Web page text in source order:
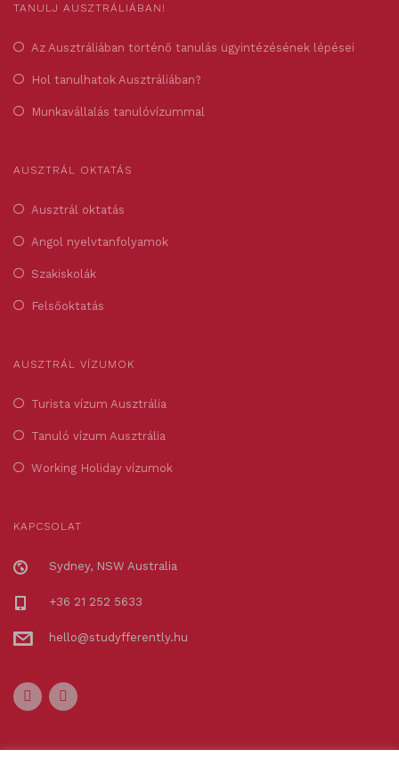
TANULJ AUSZTRÁLIÁBAN!
Az Ausztráliában történő tanulás ügyintézésének lépései
Hol tanulhatok Ausztráliában?
Munkavállalás tanulóvízummal
AUSZTRÁL OKTATÁS
Ausztrál oktatás
Angol nyelvtanfolyamok
Szakiskolák
Felsőoktatás
AUSZTRÁL VÍZUMOK
Turista vízum Ausztrália
Tanuló vízum Ausztrália
Working Holiday vízumok
KAPCSOLAT
Sydney, NSW Australia
+36 21 252 5633
hello@studyfferently.hu